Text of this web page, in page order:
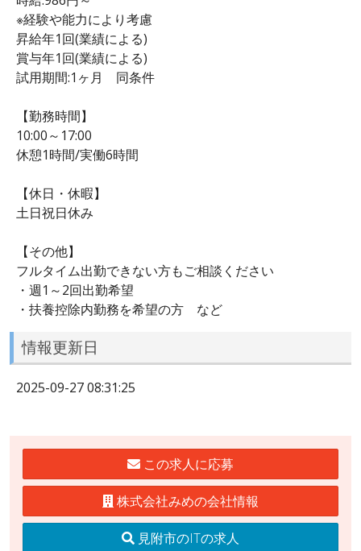
※経験や能力により考慮
昇給年1回(業績による)
賞与年1回(業績による)
試用期間:1ヶ月 同条件
【勤務時間】
10:00～17:00
休憩1時間/実働6時間
【休日・休暇】
土日祝日休み
【その他】
フルタイム出勤できない方もご相談ください
・週1～2回出勤希望
・扶養控除内勤務を希望の方 など
情報更新日
2025-09-27 08:31:25
この求人に応募
株式会社みめの会社情報
見附市のITの求人